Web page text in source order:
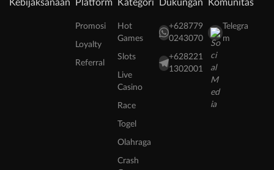
Kebijaksanaan Platform
Promosi
Loyalty
Referral
Kategori
Hot
Games
Slots
Live
Casino
Race
Togel
Olahraga
Crash
Dukungan
+628779
0243070
+628221
1302001
Komunitas
Telegra
m